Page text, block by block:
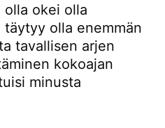
olla okei olla
täytyy olla enemmän
tavallisen arjen
kokoajan
minusta